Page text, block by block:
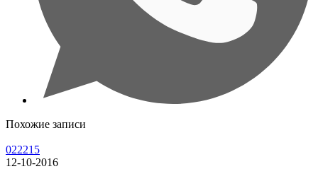
Похожие записи
022215
12-10-2016